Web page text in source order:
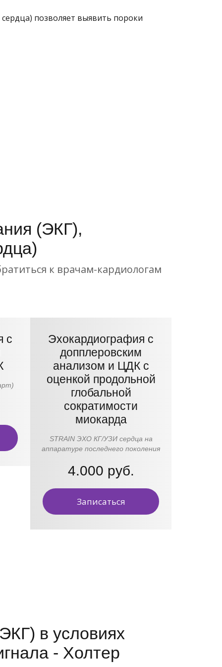
(ЭКГ),
к врачам-кардиологам
с
Эхокардиография с
допплеровским
анализом и ЦДК с
оценкой продольной
глобальной
сократимости
миокарда
STRАIN ЭХО КГ/УЗИ сердца на
аппаратуре последнего поколения
4.000 руб.
Записаться
в условиях
- Холтер